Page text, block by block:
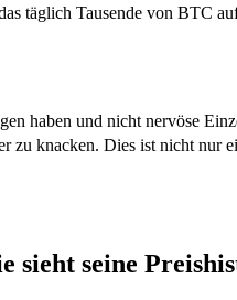
täglich Tausende von BTC
haben und nicht nervöse
zu knacken. Dies ist nicht nur
sieht seine